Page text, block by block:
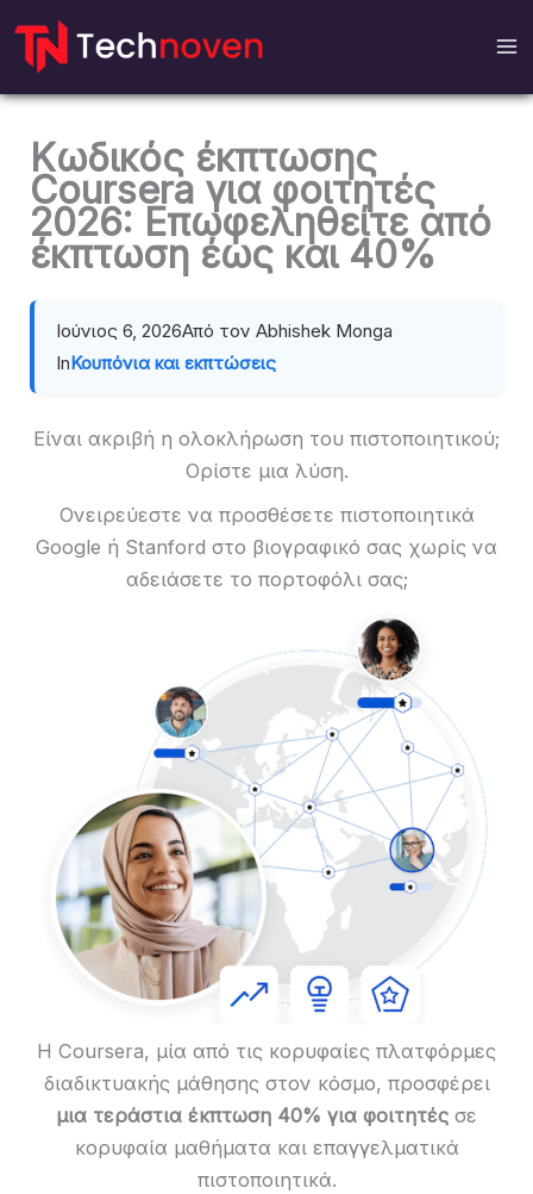
Μετάβαση
περιεχόμενο
Κωδικός έκπτωσης
Coursera για φοιτητές
2026: Επωφεληθείτε από
έκπτωση έως και 40%
Ιούνιος 6, 2026Από τον Abhishek Monga
InΚουπόνια και εκπτώσεις
Είναι ακριβή η ολοκλήρωση του πιστοποιητικού;
Ορίστε μια λύση.
Ονειρεύεστε να προσθέσετε πιστοποιητικά
Google ή Stanford στο βιογραφικό σας χωρίς να
αδειάσετε το πορτοφόλι σας;
Η Coursera, μία από τις κορυφαίες πλατφόρμες
διαδικτυακής μάθησης στον κόσμο, προσφέρει
μια τεράστια έκπτωση 40% για φοιτητές σε
κορυφαία μαθήματα και επαγγελματικά
πιστοποιητικά.